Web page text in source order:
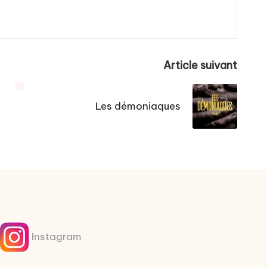
Article suivant
Les démoniaques
Instagram